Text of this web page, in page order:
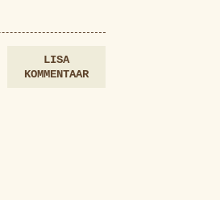
LISA
KOMMENTAAR